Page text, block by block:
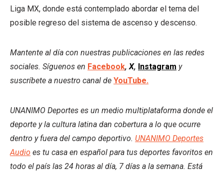
Liga MX, donde está contemplado abordar el tema del
posible regreso del sistema de ascenso y descenso.
Mantente al día con nuestras publicaciones en las redes
sociales. Síguenos en Facebook,X, Instagram y
suscríbete a nuestro canal de YouTube.
UNANIMO Deportes es un medio multiplataforma donde el
deporte y la cultura latina dan cobertura a lo que ocurre
dentro y fuera del campo deportivo. UNANIMO Deportes
Audio es tu casa en español para tus deportes favoritos en
todo el país las 24 horas al día, 7 días a la semana. Está